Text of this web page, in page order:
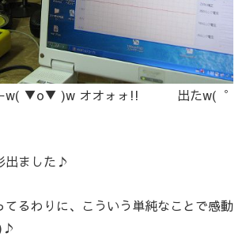
ーw( ▼o▼ )w オオォォ!! 出たw(゜
出ました♪
てるわりに、こういう単純なことで感動